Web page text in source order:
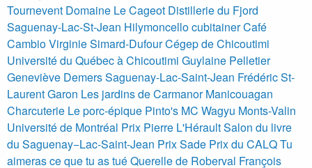
Tournevent Domaine Le Cageot Distillerie du Fjord
Saguenay-Lac-St-Jean HilymoncellocubitainerCafé
CambioVirginie Simard-DufourCégep de Chicoutimi
Université du Québec à Chicoutimi Guylaine Pelletier
Geneviève DemersSaguenay-Lac-Saint-Jean Frédéric St-
Laurent Garon Les jardins de Carmanor Manicouagan
Charcuterie Le porc-épique Pinto's MC Wagyu Monts-Valin
Université de Montréal Prix Pierre L'HéraultSalon du livre
du Saguenay−Lac-Saint-Jean Prix Sade Prix du CALQTu
aimeras ce que tu as tuéQuerelle de Roberval François